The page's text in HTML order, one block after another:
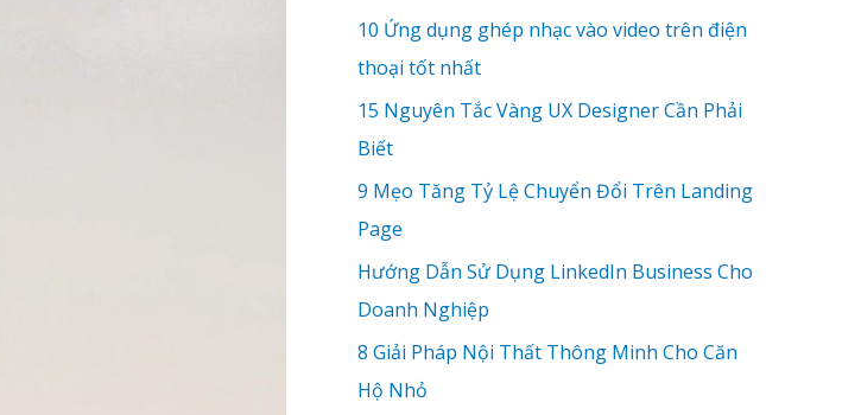
10 Ứng dụng ghép nhạc vào video trên điện
thoại tốt nhất
15 Nguyên Tắc Vàng UX Designer Cần Phải
Biết
9 Mẹo Tăng Tỷ Lệ Chuyển Đổi Trên Landing
Page
Hướng Dẫn Sử Dụng LinkedIn Business Cho
Doanh Nghiệp
8 Giải Pháp Nội Thất Thông Minh Cho Căn
Hộ Nhỏ